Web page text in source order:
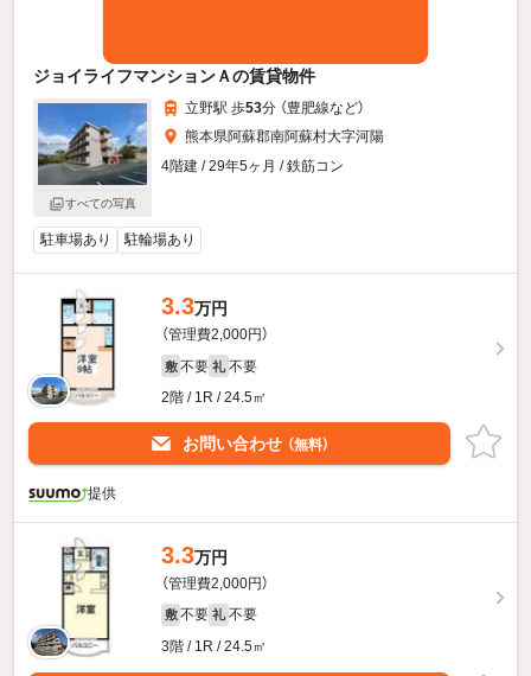
ジョイライフマンションＡの賃貸物件
すべての写真
立野駅 歩53分 （豊肥線など）
熊本県阿蘇郡南阿蘇村大字河陽
4階建 / 29年5ヶ月 / 鉄筋コン
駐車場あり 駐輪場あり
3.3万円
（管理費2,000円）
敷 不要 礼 不要
2階 / 1R / 24.5㎡
お問い合わせ （無料）
提供
3.3万円
（管理費2,000円）
敷 不要 礼 不要
3階 / 1R / 24.5㎡